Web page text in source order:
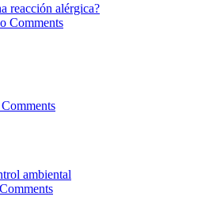
reacción alérgica?
Comments
ambiental